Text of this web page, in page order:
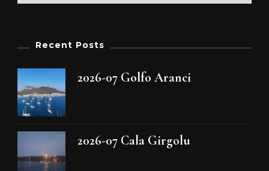
Recent Posts
2026-07 Golfo Aranci
2026-07 Cala Girgolu